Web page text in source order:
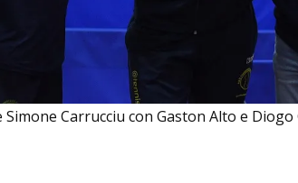
Carrucciu con Gaston Alto e